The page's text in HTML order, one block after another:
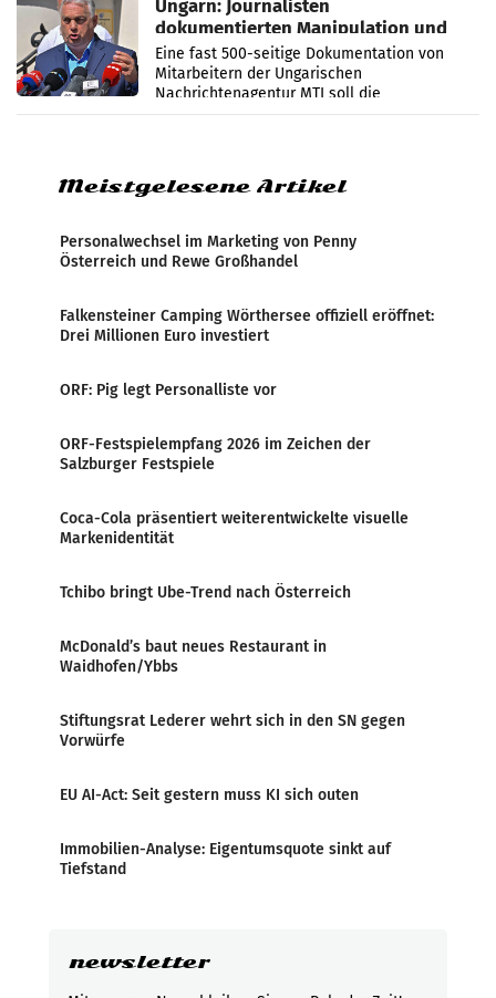
Ungarn: Journalisten
dokumentierten Manipulation und
Zensur
Eine fast 500-seitige Dokumentation von
Mitarbeitern der Ungarischen
Nachrichtenagentur MTI soll die
systematische Nachrichten-Manipulation und
Meistgelesene Artikel
Personalwechsel im Marketing von Penny
Österreich und Rewe Großhandel
Falkensteiner Camping Wörthersee offiziell eröffnet:
Drei Millionen Euro investiert
ORF: Pig legt Personalliste vor
ORF-Festspielempfang 2026 im Zeichen der
Salzburger Festspiele
Coca-Cola präsentiert weiterentwickelte visuelle
Markenidentität
Tchibo bringt Ube-Trend nach Österreich
McDonald’s baut neues Restaurant in
Waidhofen/Ybbs
Stiftungsrat Lederer wehrt sich in den SN gegen
Vorwürfe
EU AI-Act: Seit gestern muss KI sich outen
Immobilien-Analyse: Eigentumsquote sinkt auf
Tiefstand
newsletter